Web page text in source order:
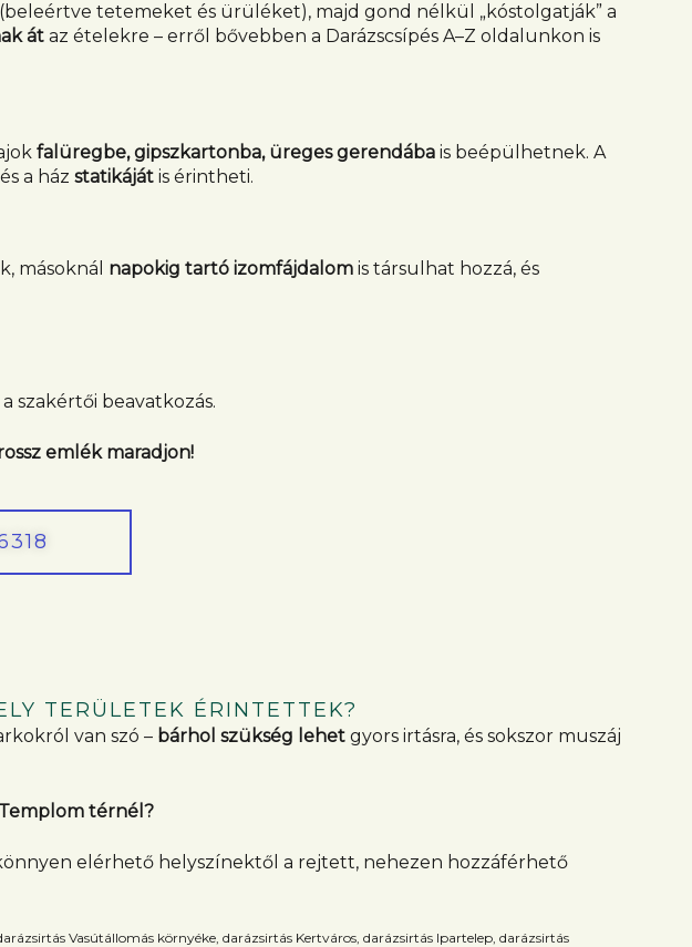
tetemeket és ürüléket), majd gond nélkül „kóstolgatják” a
át az ételekre – erről bővebben a Darázscsípés A–Z oldalunkon is
falüregbe, gipszkartonba, üreges gerendába is beépülhetnek. A
a ház statikáját is érintheti.
másoknál napokig tartó izomfájdalom is társulhat hozzá, és
szakértői beavatkozás.
emlék maradjon!
TERÜLETEK ÉRINTETTEK?
van szó – bárhol szükség lehet gyors irtásra, és sokszor muszáj
Templom térnél?
elérhető helyszínektől a rejtett, nehezen hozzáférhető
Vasútállomás környéke, darázsirtás Kertváros, darázsirtás Ipartelep, darázsirtás